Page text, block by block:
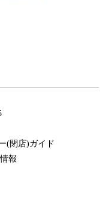
(閉店)ガイド
報